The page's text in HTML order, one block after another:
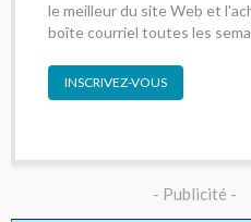
le meilleur du site Web et
boîte courriel toutes les
INSCRIVEZ-VOUS
- Publicité -